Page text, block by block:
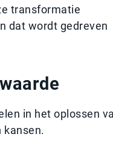
transformatie
dat wordt gedreven
in het oplossen
kansen.